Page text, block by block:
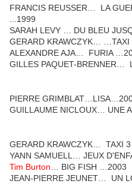
FRANCIS REUSSER… LA
...1999
SARAH LEVY … DU BLEU
GERARD KRAWCZYK…
ALEXANDRE AJA… FURIA
GILLES PAQUET-BRENNER…
PIERRE
GUILLAUME NICLOUX… UNE
GERARD KRAWCZYK… TAXI
YANN SAMUELL… JEUX
Tim Burton … BIG FISH …2003
JEAN-PIERRE JEUNET… UN